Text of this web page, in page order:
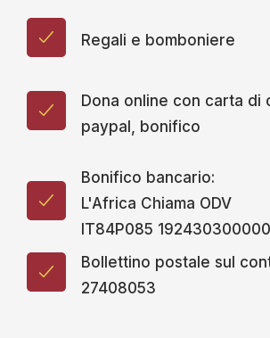
Regali e bomboniere
Dona online con carta di
paypal, bonifico
Bonifico bancario:
L'Africa Chiama ODV
IT84P085
Bollettino postale sul
27408053